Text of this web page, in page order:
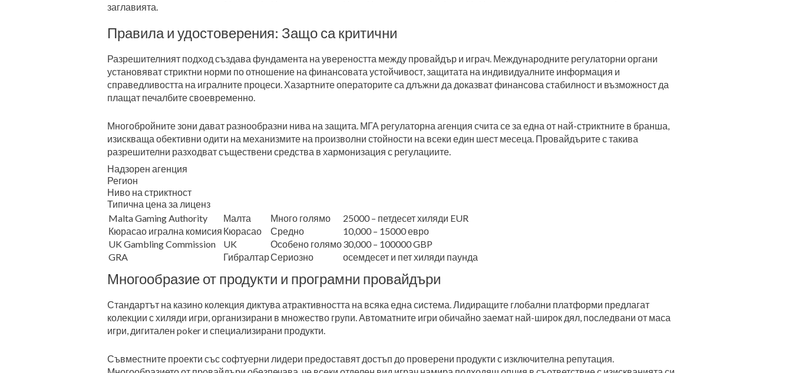
заглавията.
Правила и удостоверения: Защо са критични
Разрешителният подход създава фундамента на увереността между провайдър и играч. Международните регулаторни органи
установяват стриктни норми по отношение на финансовата устойчивост, защитата на индивидуалните информация и
справедливостта на игралните процеси. Хазартните операторите са длъжни да доказват финансова стабилност и възможност да
плащат печалбите своевременно.
Многобройните зони дават разнообразни нива на защита. МГА регулаторна агенция счита се за една от най-стриктните в бранша,
изискваща обективни одити на механизмите на произволни стойности на всеки един шест месеца. Провайдърите с такива
разрешителни разходват съществени средства в хармонизация с регулациите.
Надзорен агенция
Регион
Ниво на стриктност
Типична цена за лиценз
Malta Gaming Authority
Малта Много голямо
25000 – петдесет хиляди EUR
Кюрасао игрална комисия Кюрасао Средно
10,000 – 15000 евро
UK Gambling Commission
UK Особено голямо30,000 – 100000 GBP
GRA
ГибралтарСериозно осемдесет и пет хиляди паунда
Многообразие от продукти и програмни провайдъри
Стандартът на казино колекция диктува атрактивността на всяка една система. Лидиращите глобални платформи предлагат
колекции с хиляди игри, организирани в множество групи. Автоматните игри обичайно заемат най-широк дял, последвани от маса
игри, дигитален poker и специализирани продукти.
Съвместните проекти със софтуерни лидери предоставят достъп до проверени продукти с изключителна репутация.